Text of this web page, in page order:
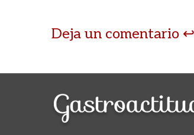
Deja un comentario